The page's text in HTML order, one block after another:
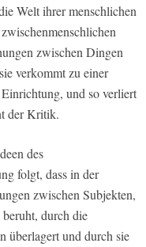
Welt ihrer menschlichen
zwischen Dingen
verkommt zu einer
und so verliert
der Kritik.
des
folgt, dass in der
zwischen Subjekten,
durch die
überlagert und durch sie